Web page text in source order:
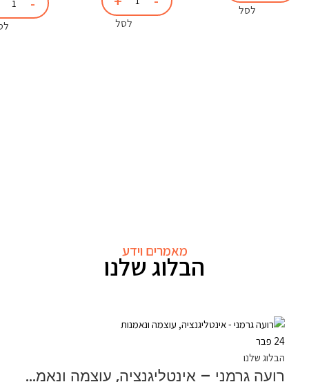
לסל
לסל
מאמרים וידע
הבלוג שלנו
24 פבר
הבלוג שלנו
רועה גרמני – אינטליגנציה, עוצמה ונאמנות